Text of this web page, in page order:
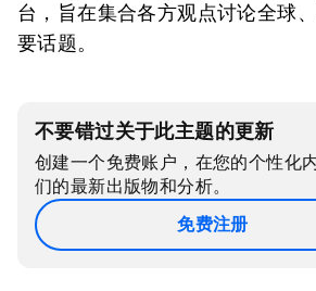
台，旨在集合各方观点讨论全球
要话题。
不要错过关于此主题的更新
创建一个免费账户，在您的个性化
们的最新出版物和分析。
免费注册